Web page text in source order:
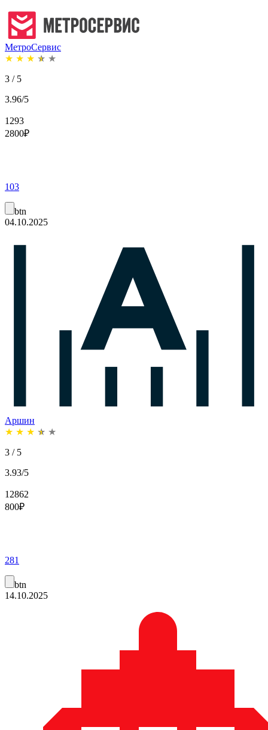
МетроСервис
★ ★ ★ ★ ★
3 / 5
3.96/5
1293
2800₽
103
btn
04.10.2025
Аршин
★ ★ ★ ★ ★
3 / 5
3.93/5
12862
800₽
281
btn
14.10.2025